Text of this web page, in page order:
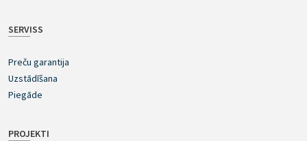
SERVISS
Preču garantija
Uzstādīšana
Piegāde
PROJEKTI